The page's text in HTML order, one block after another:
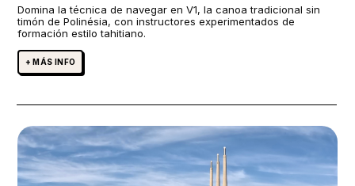
Domina la técnica de navegar en V1, la canoa tradicional sin
timón de Polinésia, con instructores experimentados de
formación estilo tahitiano.
+ MÁS INFO